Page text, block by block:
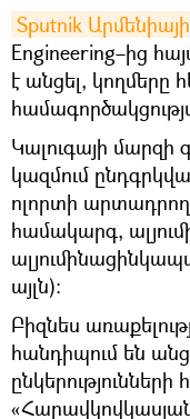
Sputnik Արմենիայի
Engineering–ից
է անցել, կողմերը
Կալուգայի
կազմում
ոլորտի
համակարգ,
այլն)։
Բիզնես
հանդիպում են
ընկերությունների